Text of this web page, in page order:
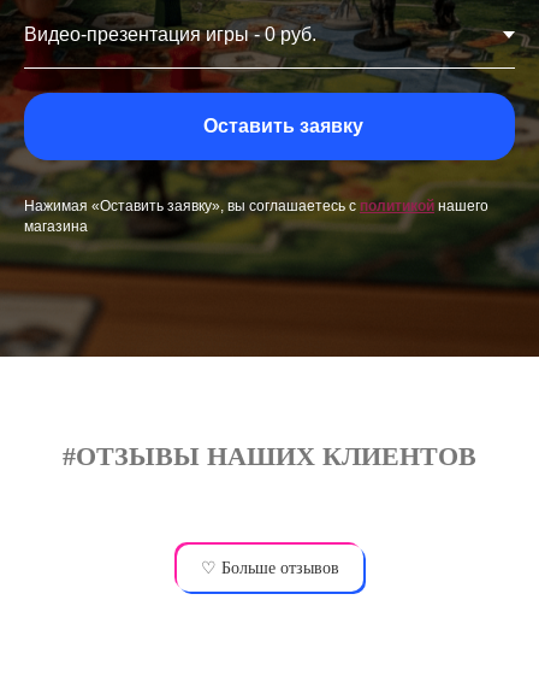
Оставить заявку
Нажимая «Оставить заявку», вы соглашаетесь с политикой нашего
магазина
#ОТЗЫВЫ НАШИХ КЛИЕНТОВ
♡ Больше отзывов